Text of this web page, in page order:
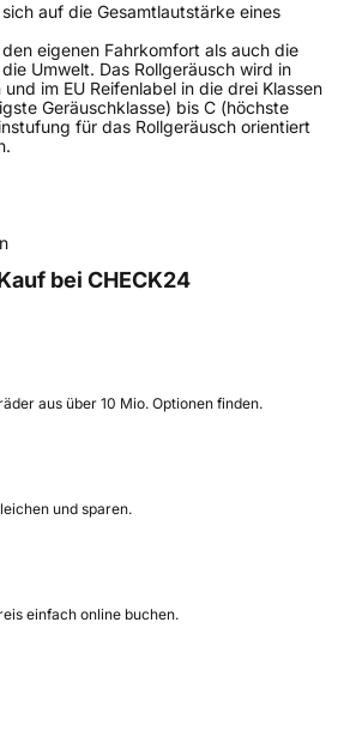
auf die Gesamtlautstärke eines
eigenen Fahrkomfort als auch die
Umwelt. Das Rollgeräusch wird in
im EU Reifenlabel in die drei Klassen
Geräuschklasse) bis C (höchste
für das Rollgeräusch orientiert
bei CHECK24
aus über 10 Mio. Optionen finden.
und sparen.
einfach online buchen.